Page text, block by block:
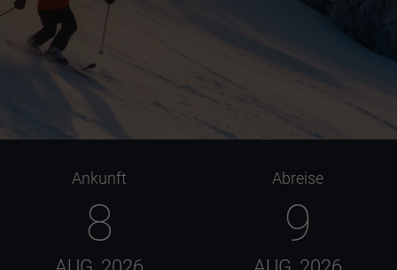
Ankunft
8
Abreise
9